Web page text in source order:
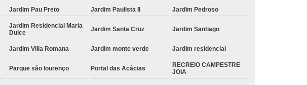
etiqueta redonda colorida Vila Georgina
preço de etiquetas adesivas coloridas Jacareí
fornecedor de etiqueta colorida redonda Cosmópolis
etiqueta redonda colorida Nova Odessa
Jardim Pau Preto Jardim Paulista II Jardim Pedroso
Jardim Residencial Maria
Dulce
Jardim Santa Cruz Jardim Santiago
Jardim Villa Romana Jardim monte verde Jardim residencial
Parque são lourenço Portal das Acácias
RECREIO CAMPESTRE
JOIA